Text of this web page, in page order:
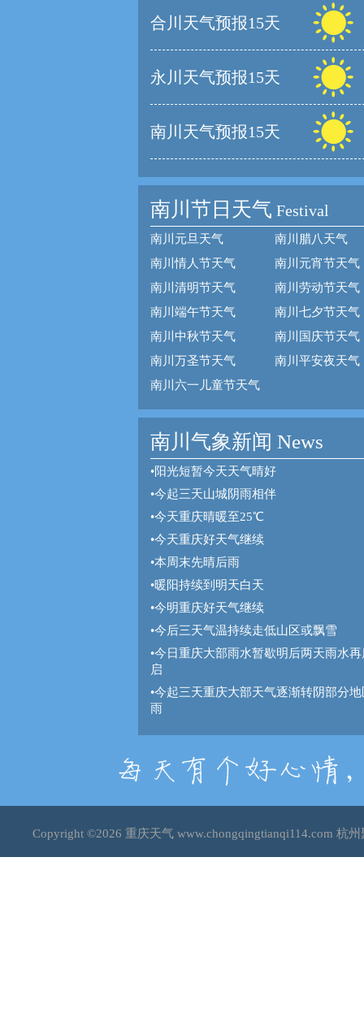
合川天气预报15天
永川天气预报15天
南川天气预报15天
南川节日天气 Festival
南川元旦天气
南川腊八天气
南川情人节天气
南川元宵节天气
南川清明节天气
南川劳动节天气
南川端午节天气
南川七夕节天气
南川中秋节天气
南川国庆节天气
南川万圣节天气
南川平安夜天气
南川六一儿童节天气
南川气象新闻 News
•阳光短暂今天天气晴好
•今起三天山城阴雨相伴
•今天重庆晴暖至25℃
•今天重庆好天气继续
•本周末先晴后雨
•暖阳持续到明天白天
•今明重庆好天气继续
•今后三天气温持续走低山区或飘雪
•今日重庆大部雨水暂歇明后两天雨水再
启
•今起三天重庆大部天气逐渐转阴部分地
雨
Copyright ©2026 重庆天气www.chongqingtianqi114.com 杭